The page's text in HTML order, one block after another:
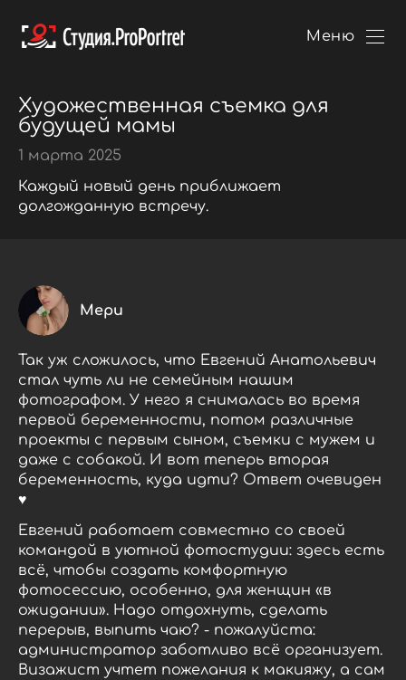
Меню
Художественная съемка для
будущей мамы
1 марта 2025
Каждый новый день приближает
долгожданную встречу.
Мери
Так уж сложилось, что Евгений Анатольевич
стал чуть ли не семейным нашим
фотографом. У него я снималась во время
первой беременности, потом различные
проекты с первым сыном, съемки с мужем и
даже с собакой. И вот теперь вторая
беременность, куда идти? Ответ очевиден
♥️
Евгений работает совместно со своей
командой в уютной фотостудии: здесь есть
всё, чтобы создать комфортную
фотосессию, особенно, для женщин «в
ожидании». Надо отдохнуть, сделать
перерыв, выпить чаю? - пожалуйста:
администратор заботливо всё организует.
Визажист учтет пожелания к макияжу, а сам